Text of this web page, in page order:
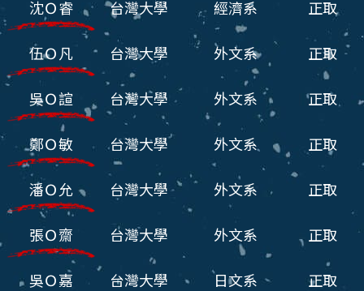
沈Ｏ睿 台灣大學 經濟系 正取
伍Ｏ凡 台灣大學 外文系 正取
吳Ｏ諠 台灣大學 外文系 正取
鄭Ｏ敏 台灣大學 外文系 正取
潘Ｏ允 台灣大學 外文系 正取
張Ｏ齋 台灣大學 外文系 正取
吳Ｏ嘉 台灣大學 日文系 正取